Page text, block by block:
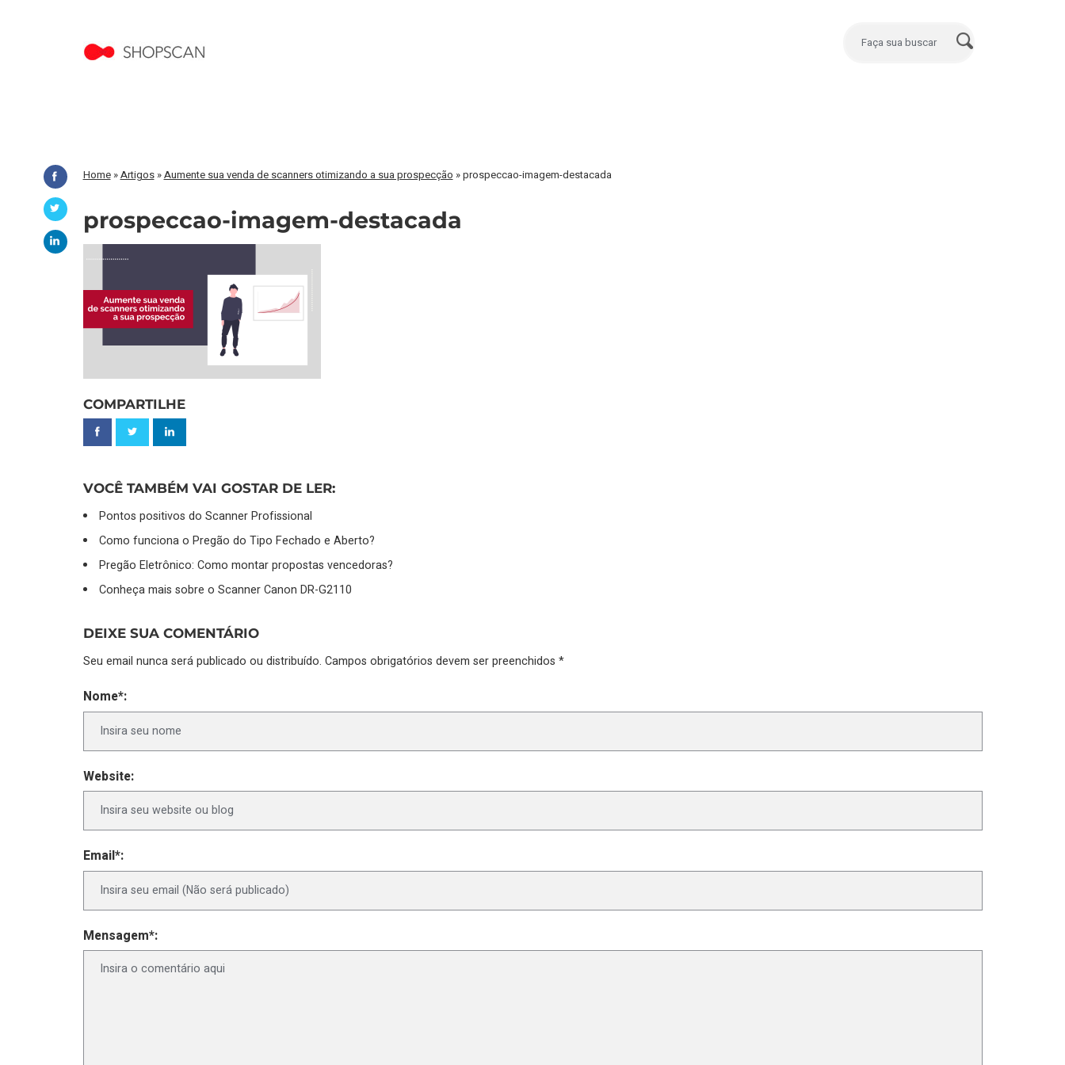
Home»Artigos»Aumente sua venda de scanners otimizando a sua prospecção »prospeccao-imagem-destacada
prospeccao-imagem-destacada
COMPARTILHE
VOCÊ TAMBÉM VAI GOSTAR DE LER:
Pontos positivos do Scanner Profissional
Como funciona o Pregão do Tipo Fechado e Aberto?
Pregão Eletrônico: Como montar propostas vencedoras?
Conheça mais sobre o Scanner Canon DR-G2110
DEIXE SUA COMENTÁRIO
Seu email nunca será publicado ou distribuído. Campos obrigatórios devem ser preenchidos *
Nome*:
Website:
Email*:
Mensagem*: